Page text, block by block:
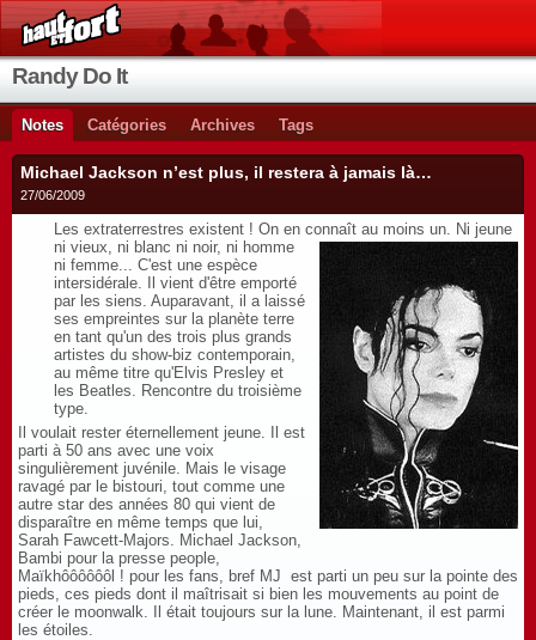
Randy Do It
Notes Catégories Archives Tags
Michael Jackson n’est plus, il restera à jamais là…
27/06/2009
Les extraterrestres existent ! On en connaît au moins un. Ni jeune
ni vieux, ni blanc ni noir, ni homme
ni femme... C'est une espèce
intersidérale. Il vient d'être emporté
par les siens. Auparavant, il a laissé
ses empreintes sur la planète terre
en tant qu'un des trois plus grands
artistes du show-biz contemporain,
au même titre qu'Elvis Presley et
les Beatles. Rencontre du troisième
type.
Il voulait rester éternellement jeune. Il est
parti à 50 ans avec une voix
singulièrement juvénile. Mais le visage
ravagé par le bistouri, tout comme une
autre star des années 80 qui vient de
disparaître en même temps que lui,
Sarah Fawcett-Majors. Michael Jackson,
Bambi pour la presse people,
Maïkhôôôôôôl ! pour les fans, bref MJ est parti un peu sur la pointe des
pieds, ces pieds dont il maîtrisait si bien les mouvements au point de
créer le moonwalk. Il était toujours sur la lune. Maintenant, il est parmi
les étoiles.